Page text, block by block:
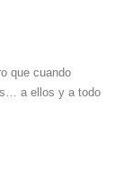
que cuando
a ellos y a todo